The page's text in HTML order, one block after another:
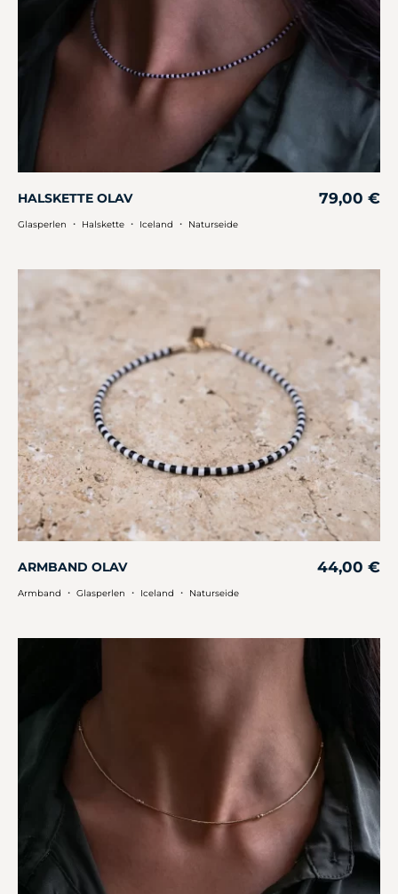
HALSKETTE OLAV 79,00 €
Glasperlen ・ Halskette ・ Iceland ・ Naturseide
ARMBAND OLAV 44,00 €
Armband ・ Glasperlen ・ Iceland ・ Naturseide